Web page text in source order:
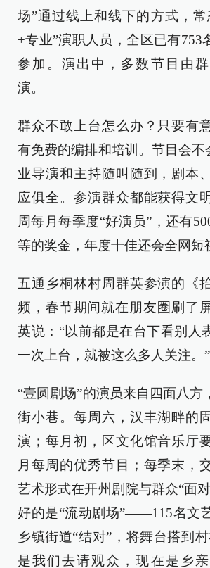
场”通过线上和线下的方式，
+专业”演职人员，全区已有753
参加。演出中，多数节目由
演。
群众不敢上台怎么办？只要有
有免费的编排和培训。节目会不
业导演和主持随叫随到，剧本
应俱全。参演群众都能获得文
周每月每季度“好演员”，还有
等的奖金，年度十佳还会全网短
五通乡桐林村周群英参演的《
频，春节期间就在朋友圈刷了
英说：“以前都是在台下看别人
一次上台，就被这么多人关注。”
“壹圆剧场”的演员来自四面八方
街小巷。每周六，汉丰湖畔的
演；每月初，区文化馆音乐厅
月每周的优秀节目；每季末，
艺术形式在开州剧院与群众“面
好的是“流动剧场”——115名文
乡镇街道“结对”，将舞台搭到
是我们去请观众，现在是乡